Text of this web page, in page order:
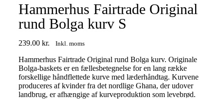
Hammerhus Fairtrade Original
rund Bolga kurv S
239.00 kr. Inkl. moms
Hammerhus Fairtrade Original rund Bolga kurv. Originale
Bolga-baskets er en fællesbetegnelse for en lang række
forskellige håndflettede kurve med læderhåndtag. Kurvene
produceres af kvinder fra det nordlige Ghana, der udover
landbrug, er afhængige af kurveproduktion som levebrød.